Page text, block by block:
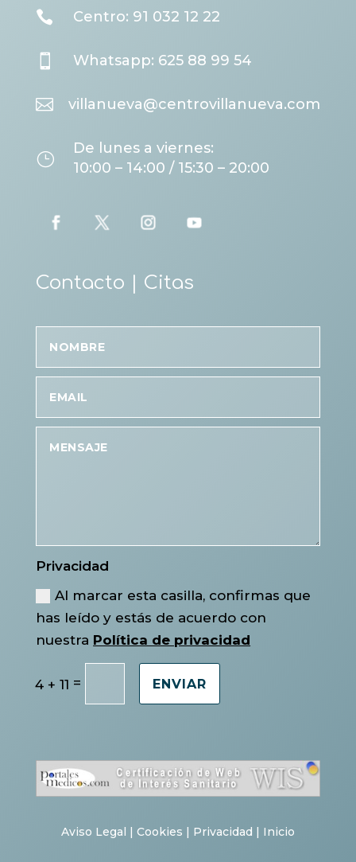
 Centro: 91 032 12 22
 Whatsapp: 625 88 99 54
 villanueva@centrovillanueva.com
}
De lunes a viernes:
10:00 – 14:00 / 15:30 – 20:00
Contacto | Citas
Privacidad
Al marcar esta casilla, confirmas que
has leído y estás de acuerdo con
nuestra Política de privacidad
4 + 11 = ENVIAR
Aviso Legal Cookies Privacidad Inicio